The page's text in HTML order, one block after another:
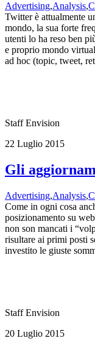
Advertising,Analysis,
Twitter è attualmente
mondo, la sua forte
utenti lo ha reso ben
e proprio mondo
ad hoc (topic, tweet,
Staff Envision
22 Luglio 2015
Gli
Advertising,Analysis,
Come in ogni cosa
posizionamento su
non son mancati i
risultare ai primi posti
investito le giuste
Staff Envision
20 Luglio 2015